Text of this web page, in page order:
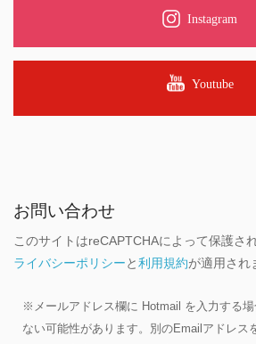
Instagram
Youtube
お問い合わせ
このサイトはreCAPTCHAによって保護さ
ライバシーポリシーと利用規約が適用され
※メールアドレス欄に Hotmail を入力する場
ない可能性があります。別のEmailアドレス